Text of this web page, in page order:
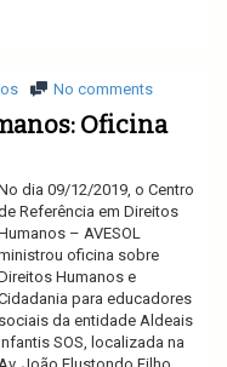
No comments
Oficina
dia 09/12/2019, o Centro
Referência em Direitos
– AVESOL
oficina sobre
Humanos e
para educadores
sociais da entidade Aldeais
SOS, localizada na